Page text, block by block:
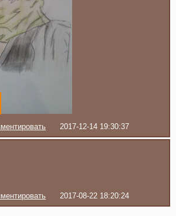
2017-12-14 19:30:37
2017-08-22 18:20:24